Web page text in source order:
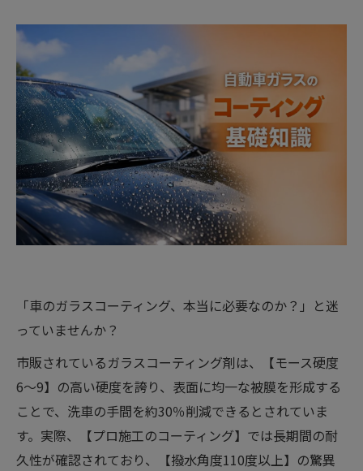
「車のガラスコーティング、本当に必要なのか？」と迷
っていませんか？
市販されているガラスコーティング剤は、【モース硬度
6〜9】の高い硬度を誇り、表面に均一な被膜を形成する
ことで、洗車の手間を約30％削減できるとされていま
す。実際、【プロ施工のコーティング】では長期間の耐
久性が確認されており、【撥水角度110度以上】の驚異